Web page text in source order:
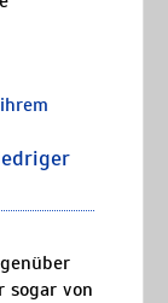
sogar von